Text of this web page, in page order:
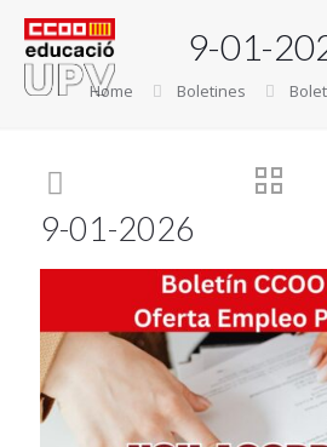
9-01-
Home Boletines
9-01-2026